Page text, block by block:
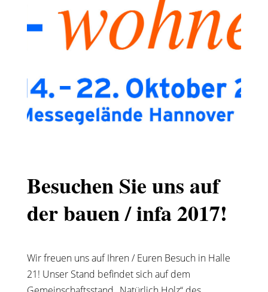
Besuchen Sie uns auf
der bauen / infa 2017!
Wir freuen uns auf Ihren / Euren Besuch in Halle
21! Unser Stand befindet sich auf dem